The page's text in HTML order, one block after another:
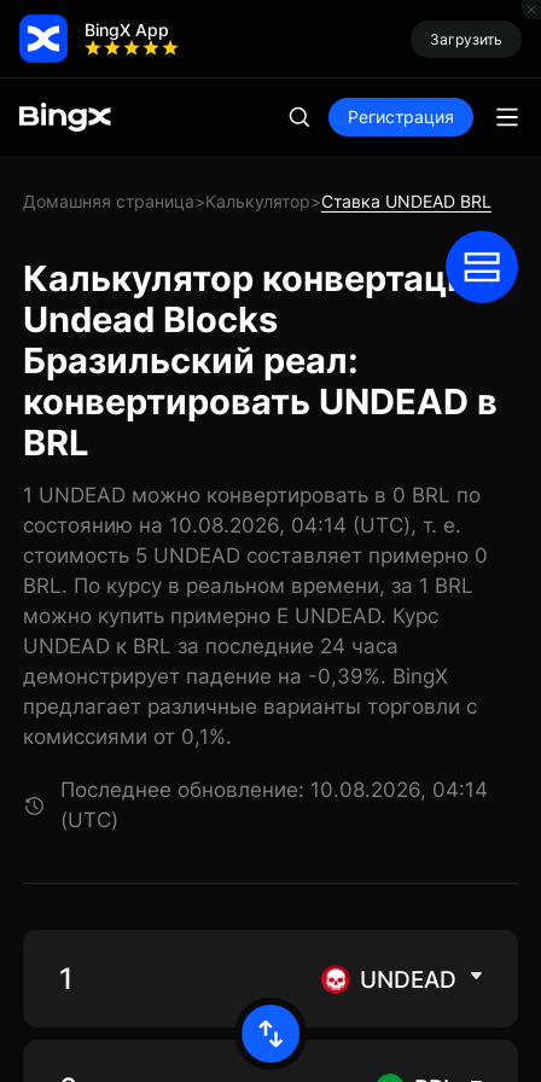
BingX App Загрузить
Регистрация
Домашняя страница>Калькулятор>Ставка UNDEAD BRL
Калькулятор конвертации
Undead Blocks
Бразильский реал:
конвертировать UNDEAD в
BRL
1 UNDEAD можно конвертировать в 0 BRL по
состоянию на 10.08.2026, 04:14 (UTC), т. е.
стоимость 5 UNDEAD составляет примерно 0
BRL. По курсу в реальном времени, за 1 BRL
можно купить примерно E UNDEAD. Курс
UNDEAD к BRL за последние 24 часа
демонстрирует падение на -0,39%. BingX
предлагает различные варианты торговли с
комиссиями от 0,1%.
Последнее обновление: 10.08.2026, 04:14
(UTC)
UNDEAD